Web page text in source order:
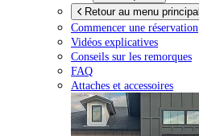
Retour au menu principal
Commencer une réservation
Vidéos explicatives
Conseils sur les remorques
FAQ
Attaches et accessoires